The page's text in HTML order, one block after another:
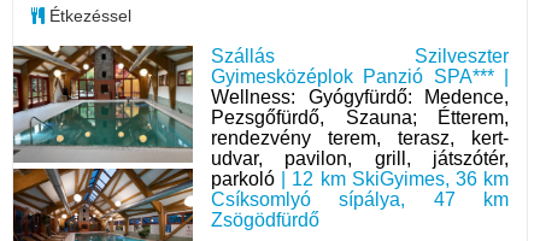
Szállás Szilveszter
Gyimesközéplok Panzió SPA*** |
Wellness: Gyógyfürdő: Medence,
Pezsgőfürdő, Szauna; Étterem,
rendezvény terem, terasz, kert-
udvar, pavilon, grill, játszótér,
parkoló | 12 km SkiGyimes, 36 km
Csíksomlyó sípálya, 47 km
Zsögödfürdő
Étkezéssel